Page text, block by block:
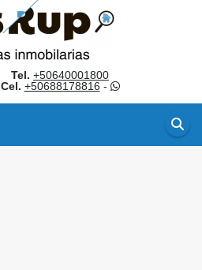
Tel. +50640001800
Cel. +50688178816 -